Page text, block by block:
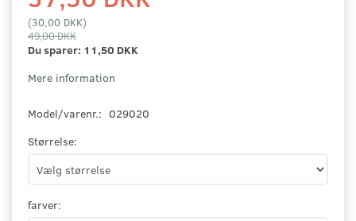
(30,00 DKK)
49,00 DKK
Du sparer: 11,50 DKK
Mere information
Model/varenr.: 029020
Størrelse:
farver: